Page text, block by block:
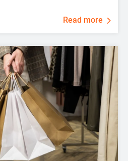
Read more